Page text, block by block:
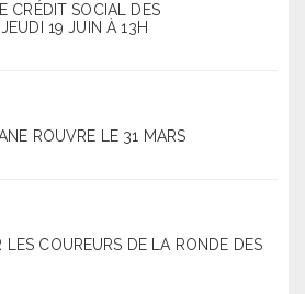
CRÉDIT SOCIAL DES
19 JUIN À 13H
ROUVRE LE 31 MARS
COUREURS DE LA RONDE DES